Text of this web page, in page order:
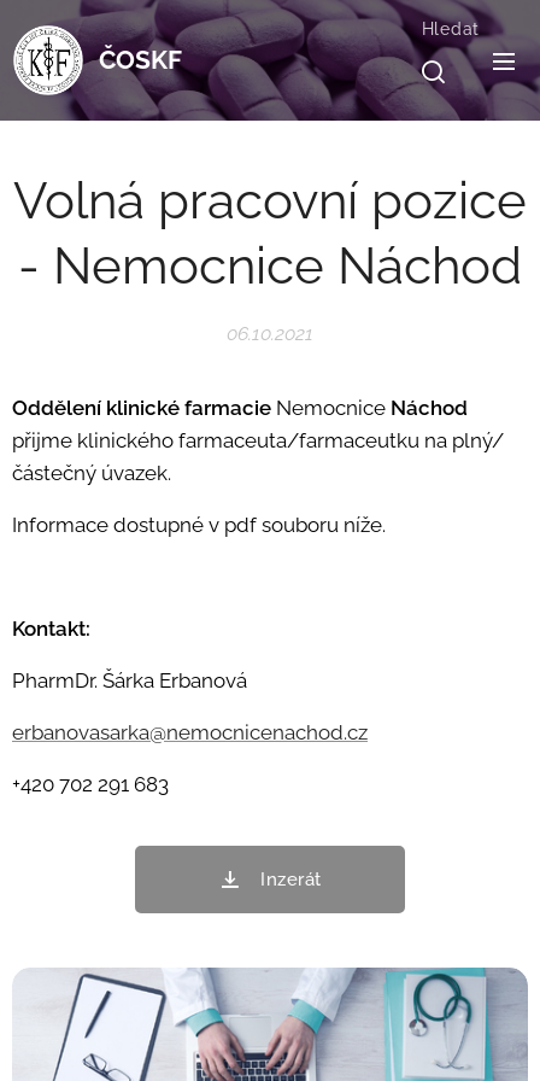
ČOSKF
Hledat
Volná pracovní pozice
- Nemocnice Náchod
06.10.2021
Oddělení klinické farmacie Nemocnice Náchod
přijme klinického farmaceuta/farmaceutku na plný/
částečný úvazek.
Informace dostupné v pdf souboru níže.
Kontakt:
PharmDr. Šárka Erbanová
erbanovasarka@nemocnicenachod.cz
+420 702 291 683
Inzerát